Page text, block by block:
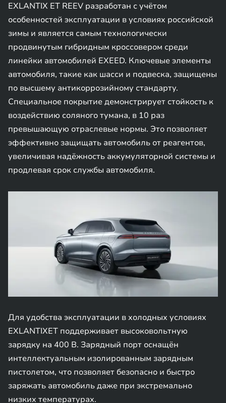
EXLANTIX ET REEV разработан с учётом
особенностей эксплуатации в условиях российской
зимы и является самым технологически
продвинутым гибридным кроссовером среди
линейки автомобилей EXEED. Ключевые элементы
автомобиля, такие как шасси и подвеска, защищены
по высшему антикоррозийному стандарту.
Специальное покрытие демонстрирует стойкость к
воздействию соляного тумана, в 10 раз
превышающую отраслевые нормы. Это позволяет
эффективно защищать автомобиль от реагентов,
увеличивая надёжность аккумуляторной системы и
продлевая срок службы автомобиля.
Для удобства эксплуатации в холодных условиях
EXLANTIXET поддерживает высоковольтную
зарядку на 400 В. Зарядный порт оснащён
интеллектуальным изолированным зарядным
пистолетом, что позволяет безопасно и быстро
заряжать автомобиль даже при экстремально
низких температурах.